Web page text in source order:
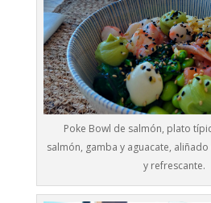
Poke Bowl de salmón, plato
salmón, gamba y aguacate,
y refrescante.